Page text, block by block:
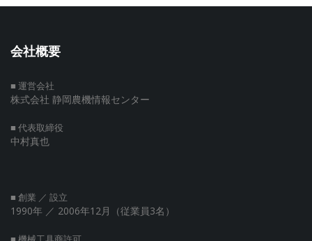
会社概要
■ 運営会社
株式会社 静岡農機情報センター
■ 代表取締役
中村真也
■ 創業 ／ 設立
1990年 ／ 2006年12月（従業員3名）